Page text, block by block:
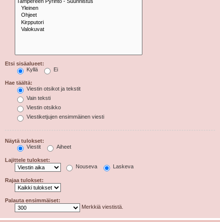
Etsi sisäalueet:
Kyllä
Ei
Hae täältä:
Viestin otsikot ja tekstit
Vain teksti
Viestin otsikko
Viestiketjujen ensimmäinen viesti
Näytä tulokset:
Viestit
Aiheet
Lajittele tulokset:
Nouseva
Laskeva
Rajaa tulokset:
Palauta ensimmäiset:
Merkkiä viestistä.